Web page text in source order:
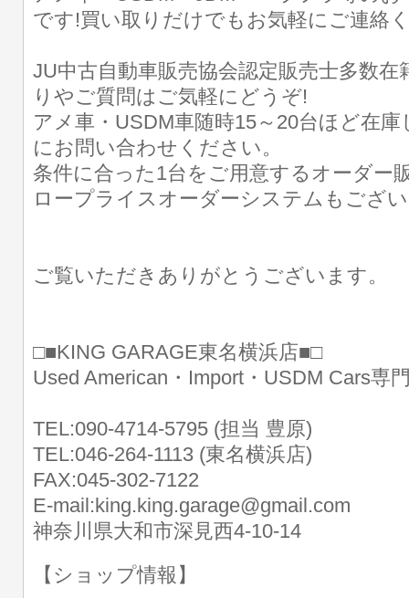
です!買い取りだけでもお気軽にご連絡
JU中古自動車販売協会認定販売士多数
りやご質問はご気軽にどうぞ!
アメ車・USDM車随時15～20台ほど在
にお問い合わせください。
条件に合った1台をご用意するオーダー
ロープライスオーダーシステムもござ
ご覧いただきありがとうございます。
□■KING GARAGE東名横浜店■□
Used American・Import・USDM Cars専
TEL:090-4714-5795 (担当 豊原)
TEL:046-264-1113 (東名横浜店)
FAX:045-302-7122
E-mail:king.king.garage@gmail.com
神奈川県大和市深見西4-10-14
【ショップ情報】